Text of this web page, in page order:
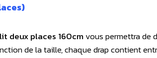
deux places 160cmvous permettra de
de la taille, chaque drap contient